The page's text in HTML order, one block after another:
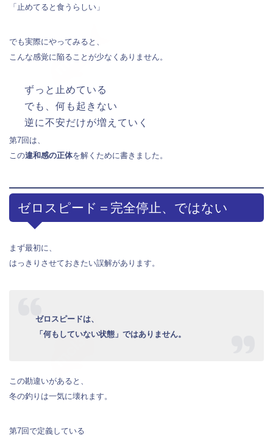
「止めてると食うらしい」
でも実際にやってみると、
こんな感覚に陥ることが少なくありません。
ずっと止めている
でも、何も起きない
逆に不安だけが増えていく
第7回は、
この違和感の正体を解くために書きました。
ゼロスピード＝完全停止、ではない
まず最初に、
はっきりさせておきたい誤解があります。
ゼロスピードは、
「何もしていない状態」ではありません。
この勘違いがあると、
冬の釣りは一気に壊れます。
第7回で定義している